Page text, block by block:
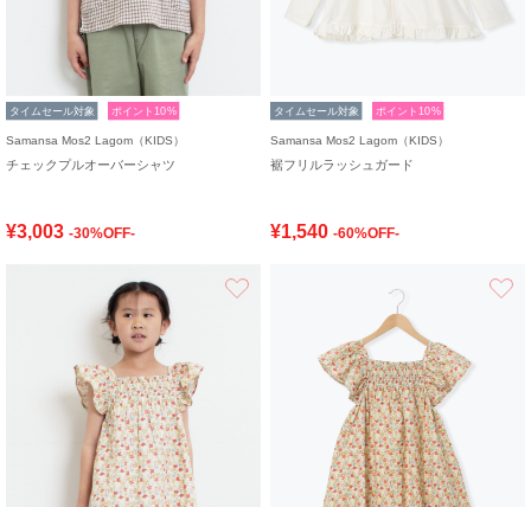
タイムセール対象 ポイント10%
Samansa Mos2 Lagom（KIDS）
チェックプルオーバーシャツ
¥3,003 -30%OFF-
タイムセール対象 ポイント10%
Samansa Mos2 Lagom（KIDS）
裾フリルラッシュガード
¥1,540 -60%OFF-